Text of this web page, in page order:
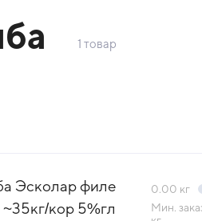
1 товар
Эсколар филе
кор 5%гл
0.00 кг
Мин.